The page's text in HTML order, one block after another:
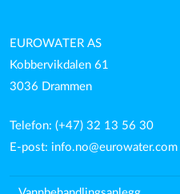
EUROWATER AS
Kobbervikdalen 61
3036 Drammen
Telefon: (+47) 32 13 56 30
E-post: info.no@eurowater.com